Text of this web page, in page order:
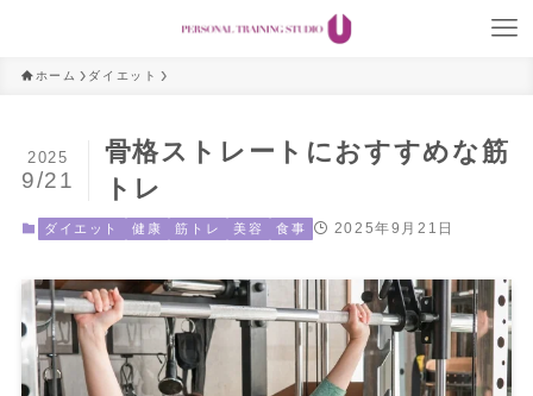
ホーム ダイエット
骨格ストレートにおすすめな筋
トレ
2025
9/21
ダイエット 健康 筋トレ 美容 食事 2025年9月21日